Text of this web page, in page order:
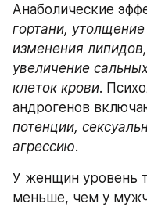
Анаболические
гортани,
изменения
увеличение
клеток крови.
андрогенов
потенции,
агрессию.
У женщин уровень
меньше, чем у